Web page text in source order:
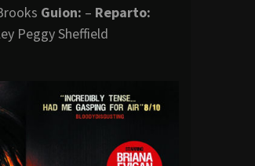
Guion: – Reparto:
Peggy Sheffield